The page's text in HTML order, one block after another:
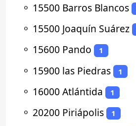
⚬ 15500 Barros Blancos
⚬ 15500 Joaquín Suárez
⚬ 15600 Pando 1
⚬ 15900 las Piedras 1
⚬ 16000 Atlántida 1
⚬ 20200 Piriápolis 1